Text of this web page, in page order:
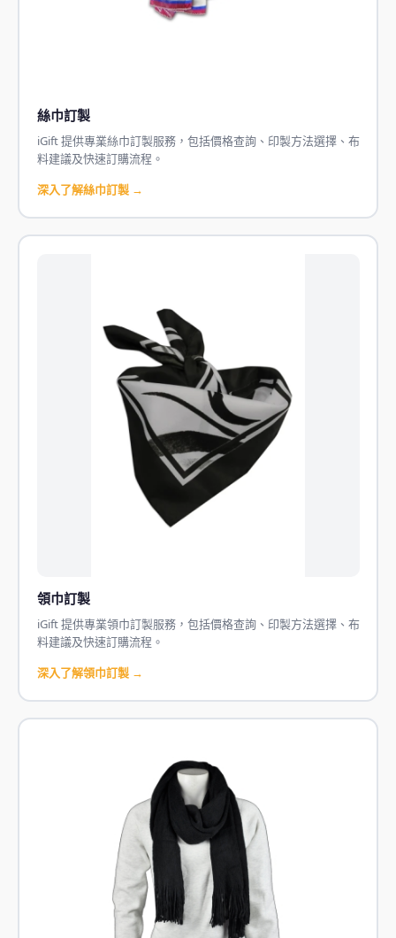
絲巾訂製
iGift 提供專業絲巾訂製服務，包括價格查詢、印製方法選擇、布
料建議及快速訂購流程。
深入了解絲巾訂製 →
領巾訂製
iGift 提供專業領巾訂製服務，包括價格查詢、印製方法選擇、布
料建議及快速訂購流程。
深入了解領巾訂製 →